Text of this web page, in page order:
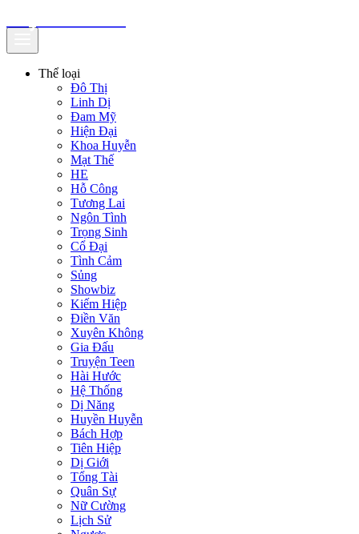
Thể loại
Đô Thị
Linh Dị
Đam Mỹ
Hiện Đại
Khoa Huyễn
Mạt Thế
HE
Hỗ Công
Tương Lai
Ngôn Tình
Trọng Sinh
Cổ Đại
Tình Cảm
Sủng
Showbiz
Kiếm Hiệp
Điền Văn
Xuyên Không
Gia Đấu
Truyện Teen
Hài Hước
Hệ Thống
Dị Năng
Huyền Huyễn
Bách Hợp
Tiên Hiệp
Dị Giới
Tổng Tài
Quân Sự
Nữ Cường
Lịch Sử